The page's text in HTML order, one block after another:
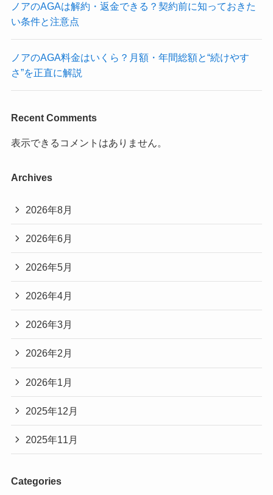
ノアのAGAは解約・返金できる？契約前に知っておきた
い条件と注意点
ノアのAGA料金はいくら？月額・年間総額と“続けやす
さ”を正直に解説
Recent Comments
表示できるコメントはありません。
Archives
2026年8月
2026年6月
2026年5月
2026年4月
2026年3月
2026年2月
2026年1月
2025年12月
2025年11月
Categories